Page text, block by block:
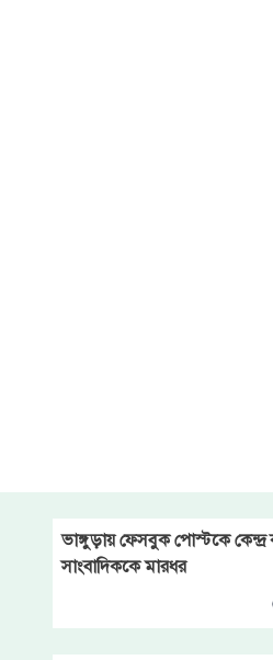
ভাঙ্গুড়ায় ফেসবুক পোস্টকে কেন্দ্র
সাংবাদিককে মারধর